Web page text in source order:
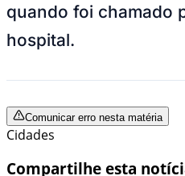
quando foi chamado
hospital.
Comunicar erro nesta matéria
Cidades
Compartilhe esta